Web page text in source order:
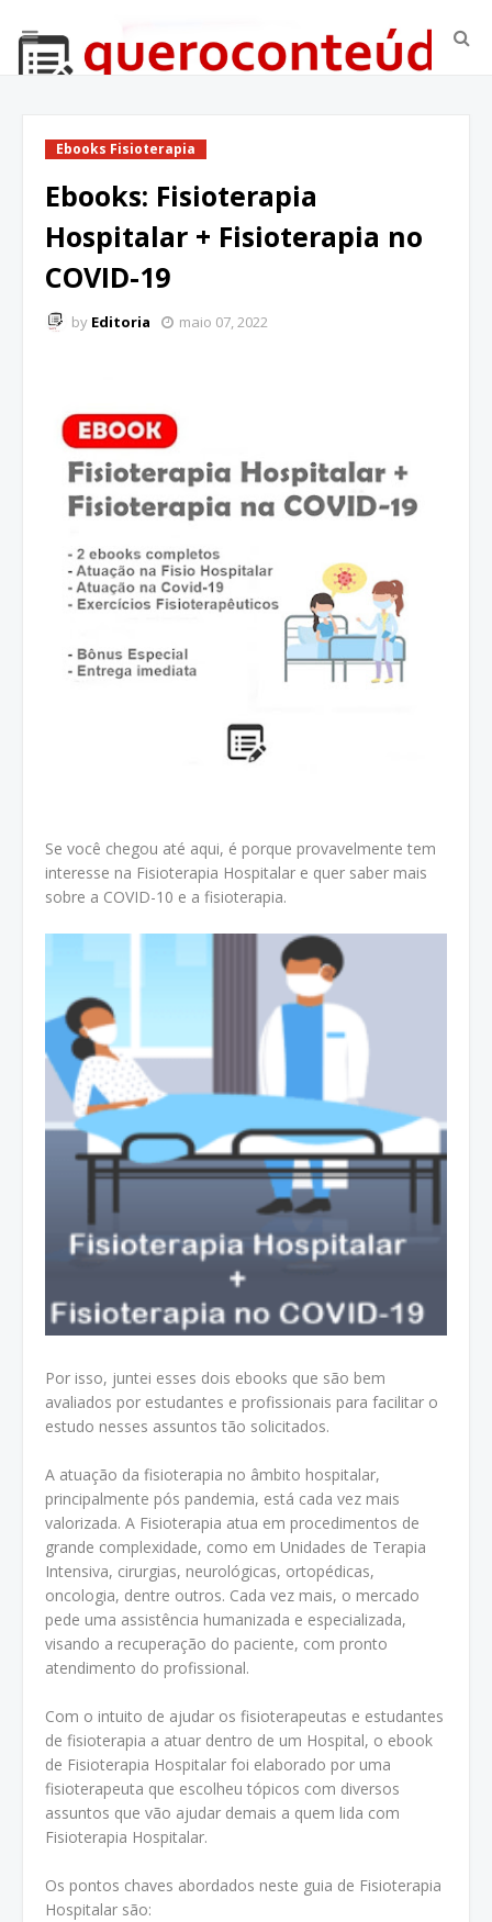
Ebooks Fisioterapia
Ebooks: Fisioterapia
Hospitalar + Fisioterapia no
COVID-19
by Editoria maio 07, 2022
Se você chegou até aqui, é porque provavelmente tem
interesse na Fisioterapia Hospitalar e quer saber mais
sobre a COVID-10 e a fisioterapia.
Por isso, juntei esses dois ebooks que são bem
avaliados por estudantes e profissionais para facilitar o
estudo nesses assuntos tão solicitados.
A atuação da fisioterapia no âmbito hospitalar,
principalmente pós pandemia, está cada vez mais
valorizada. A Fisioterapia atua em procedimentos de
grande complexidade, como em Unidades de Terapia
Intensiva, cirurgias, neurológicas, ortopédicas,
oncologia, dentre outros. Cada vez mais, o mercado
pede uma assistência humanizada e especializada,
visando a recuperação do paciente, com pronto
atendimento do profissional.
Com o intuito de ajudar os fisioterapeutas e estudantes
de fisioterapia a atuar dentro de um Hospital, o ebook
de Fisioterapia Hospitalar foi elaborado por uma
fisioterapeuta que escolheu tópicos com diversos
assuntos que vão ajudar demais a quem lida com
Fisioterapia Hospitalar.
Os pontos chaves abordados neste guia de Fisioterapia
Hospitalar são: